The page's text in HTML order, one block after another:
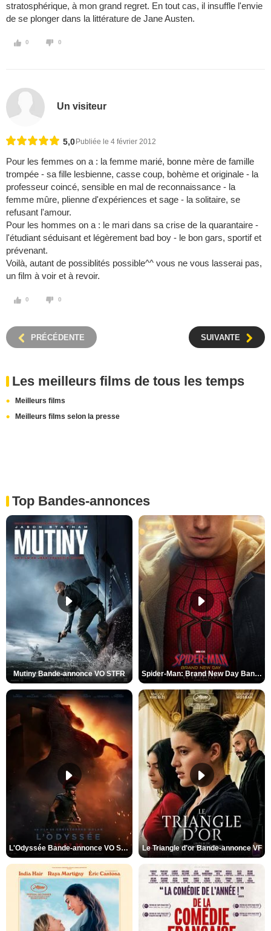
stratosphérique, à mon grand regret. En tout cas, il insuffle l'envie
de se plonger dans la littérature de Jane Austen.
0 0
Un visiteur
5,0 Publiée le 4 février 2012
Pour les femmes on a : la femme marié, bonne mère de famille
trompée - sa fille lesbienne, casse coup, bohème et originale - la
professeur coincé, sensible en mal de reconnaissance - la
femme mûre, plienne d'expériences et sage - la solitaire, se
refusant l'amour.
Pour les hommes on a : le mari dans sa crise de la quarantaire -
l'étudiant séduisant et légèrement bad boy - le bon gars, sportif et
prévenant.
Voilà, autant de possiblités possible^^ vous ne vous lasserai pas,
un film à voir et à revoir.
0 0
PRÉCÉDENTE SUIVANTE
Les meilleurs films de tous les temps
Meilleurs films
Meilleurs films selon la presse
Top Bandes-annonces
Mutiny Bande-annonce VO STFR Spider-Man: Brand New Day Bande-annonce VO STFR
L'Odyssée Bande-annonce VO STFR Le Triangle d'or Bande-annonce VF